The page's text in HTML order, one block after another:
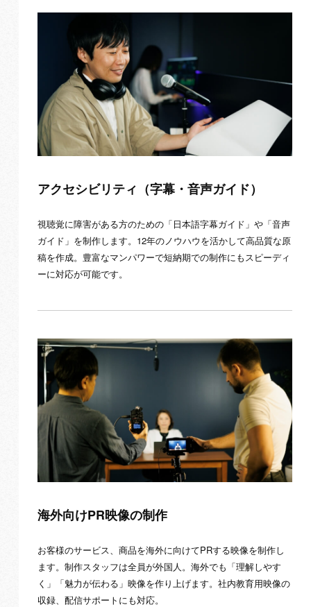
アクセシビリティ（字幕・音声ガイド）
視聴覚に障害がある方のための「日本語字幕ガイド」や「音声
ガイド」を制作します。12年のノウハウを活かして高品質な原
稿を作成。豊富なマンパワーで短納期での制作にもスピーディ
ーに対応が可能です。
海外向けPR映像の制作
お客様のサービス、商品を海外に向けてPRする映像を制作し
ます。制作スタッフは全員が外国人。海外でも「理解しやす
く」「魅力が伝わる」映像を作り上げます。社内教育用映像の
収録、配信サポートにも対応。